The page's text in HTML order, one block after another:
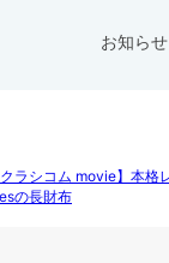
お知らせ
クラシコム movie】本格
の長財布